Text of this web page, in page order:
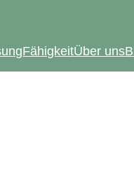
FähigkeitÜber uns